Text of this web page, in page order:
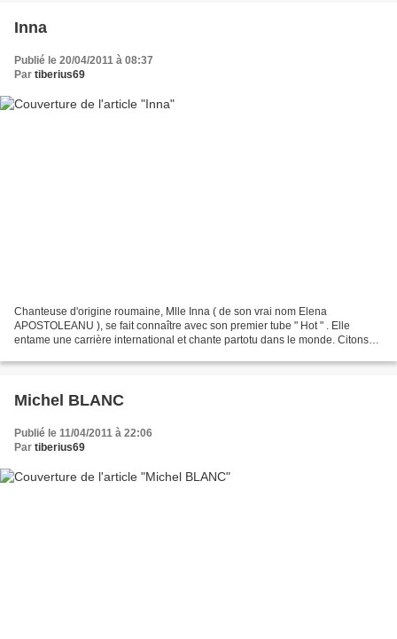
Inna
Publié le 20/04/2011 à 08:37
Par tiberius69
Chanteuse d'origine roumaine, Mlle Inna ( de son vrai nom Elena
APOSTOLEANU ), se fait connaître avec son premier tube " Hot " . Elle
entame une carrière international et chante partotu dans le monde. Citons
Michel BLANC
Publié le 11/04/2011 à 22:06
Par tiberius69